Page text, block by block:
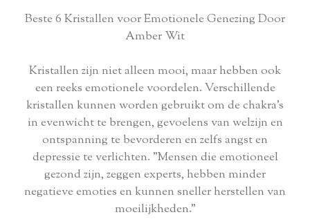
Beste 6 Kristallen voor Emotionele Genezing Door
Amber Wit
Kristallen zijn niet alleen mooi, maar hebben ook
een reeks emotionele voordelen. Verschillende
kristallen kunnen worden gebruikt om de chakra's
in evenwicht te brengen, gevoelens van welzijn en
ontspanning te bevorderen en zelfs angst en
depressie te verlichten. "Mensen die emotioneel
gezond zijn, zeggen experts, hebben minder
negatieve emoties en kunnen sneller herstellen van
moeilijkheden."